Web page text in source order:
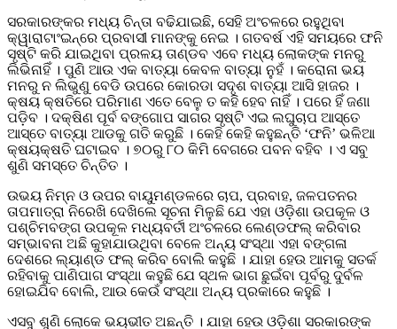
ସରକାରଙ୍କର ମଧ୍ୟ ଚିନ୍ତା ବଢିଯାଇଛି, ସେହି ଅଂଚଳରେ ରହୁଥିବା
କ୍ୱାରାଟାଂଇନ୍ରେ ପ୍ରବାସୀ ମାନଙ୍କୁ ନେଇ । ଗତବର୍ଷ ଏହି ସମୟରେ ଫନି
ସୃଷ୍ଟି କରି ଯାଇଥିବା ପ୍ରଳୟ ତାଣ୍ଡବ ଏବେ ମଧ୍ୟ ଲୋକଙ୍କ ମନରୁ
ଲିଭିନାହିଁ । ପୁଣି ଆଉ ଏକ ବାତ୍ୟା କେବଳ ବାତ୍ୟା ନୁହଁ । କରୋନା ଭୟ
ମନରୁ ନ ଲିଭୁଣୁ ବେଡି ଉପରେ କୋରଡା ସଦୃଶ ବାତ୍ୟା ଆସି ହାଜର ।
କ୍ଷୟ କ୍ଷତିରେ ପରିମାଣ ଏତେ ବେଳୁ ତ କହି ହେବ ନାହିଁ । ପରେ ହିଁ ଜଣା
ପଡ଼ିବ । ଦକ୍ଷିଣ ପୂର୍ବ ବଙ୍ଗୋପ ସାଗର ସୃଷ୍ଟି ଏଇ ଲଘୁଚାପ ଆସ୍ତେ
ଆସ୍ତେ ବାତ୍ୟା ଆଡକୁ ଗତି କରୁଛି । କେହି କେହି କହୁଛନ୍ତି ‘ଫନି’ ଭଳିଆ
କ୍ଷୟକ୍ଷତି ଘଟାଇବ । ୭୦ରୁ ୮୦ କିମି ବେଗରେ ପବନ ବହିବ । ଏ ସବୁ
ଶୁଣି ସମସ୍ତେ ଚିନ୍ତିତ ।
ଉଭୟ ନିମ୍ନ ଓ ଉପର ବାୟୁମଣ୍ଡଳରେ ଚାପ, ପ୍ରବାହ, ଜଳପତନର
ତାପମାତ୍ରା ନିରେଖି ଦେଖିଲେ ସୂଚନା ମିଳୁଛି ଯେ ଏହା ଓଡ଼ିଶା ଉପକୂଳ ଓ
ପଶ୍ଚିମବଙ୍ଗ ଉପକୂଳ ମଧ୍ୟବର୍ତୀ ଅଂଚଳରେ ଲେଣ୍ଡଫଲ୍ କରିବାର
ସମ୍ଭାବନା ଅଛି କୁହାଯାଉଥିବା ବେଳେ ଅନ୍ୟ ସଂସ୍ଥା ଏହା ବଙ୍ଗଳା
ଦେଶରେ ଲ୍ୟାଣ୍ଡ ଫଲ୍ କରିବ ବୋଲି କହୁଛି । ଯାହା ହେଉ ଆମକୁ ସତର୍କ
ରହିବାକୁ ପାଣିପାଗ ସଂସ୍ଥା କହୁଛି ଯେ ସ୍ଥଳ ଭାଗ ଛୁଇଁବା ପୂର୍ବରୁ ଦୁର୍ବଳ
ହୋଇଯିବ ବୋଲି, ଆଉ କେଉଁ ସଂସ୍ଥା ଅନ୍ୟ ପ୍ରକାରେ କହୁଛି ।
ଏସବୁ ଶୁଣି ଲୋକେ ଭୟଭୀତ ଅଛନ୍ତି । ଯାହା ହେଉ ଓଡ଼ିଶା ସରକାରଙ୍କ